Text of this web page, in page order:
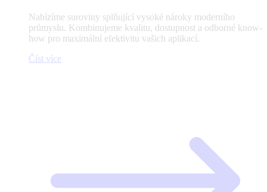
Nabízíme suroviny splňující vysoké nároky moderního
průmyslu. Kombinujeme kvalitu, dostupnost a odborné know-
how pro maximální efektivitu vašich aplikací.
Číst více